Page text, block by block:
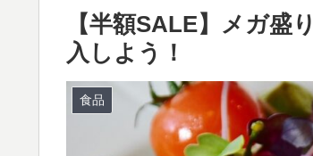
【半額SALE】メガ盛
入しよう！
食品